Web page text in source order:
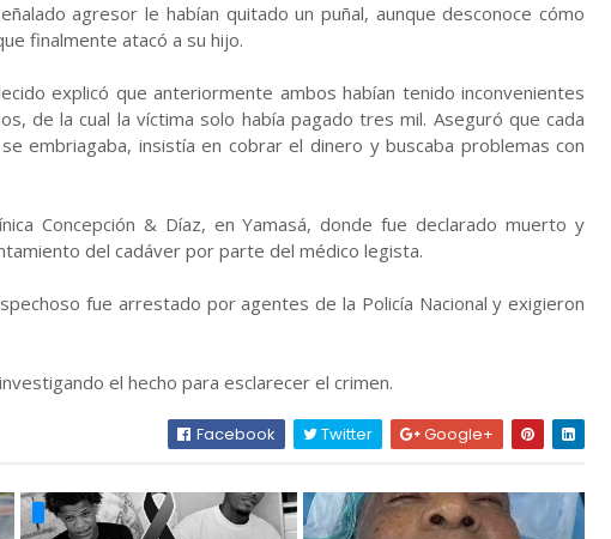
agresor le habían quitado un puñal, aunque desconoce cómo
finalmente atacó a su hijo.
explicó que anteriormente ambos habían tenido inconvenientes
de la cual la víctima solo había pagado tres mil. Aseguró que cada
embriagaba, insistía en cobrar el dinero y buscaba problemas con
Concepción & Díaz, en Yamasá, donde fue declarado muerto y
del cadáver por parte del médico legista.
fue arrestado por agentes de la Policía Nacional y exigieron
el hecho para esclarecer el crimen.
Facebook Twitter Google+